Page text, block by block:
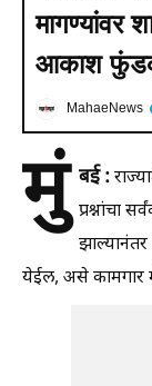
मागण्यांवर
आकाश
MahaeNews
मुं बई:
प्रश्नांचा
येईल, असे कामगार